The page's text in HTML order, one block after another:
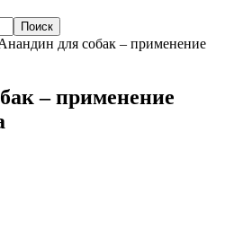
для собак – применение
– применение